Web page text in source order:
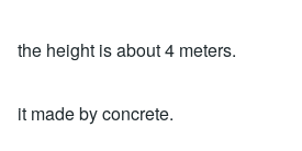
the height is about 4 meters.
it made by concrete.